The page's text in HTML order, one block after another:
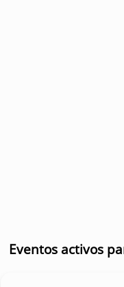
Eventos activos